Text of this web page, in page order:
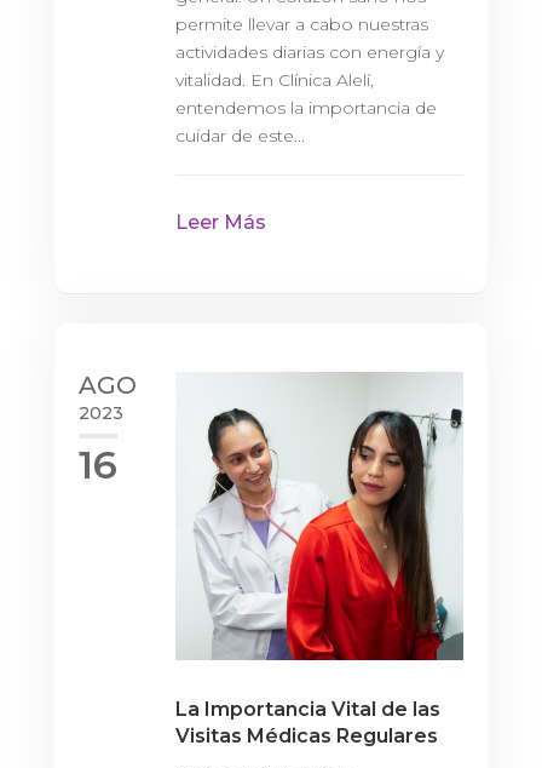
permite llevar a cabo nuestras
actividades diarias con energía y
vitalidad. En Clínica Alelí,
entendemos la importancia de
cuidar de este...
Leer Más
AGO
2023
16
La Importancia Vital de las
Visitas Médicas Regulares